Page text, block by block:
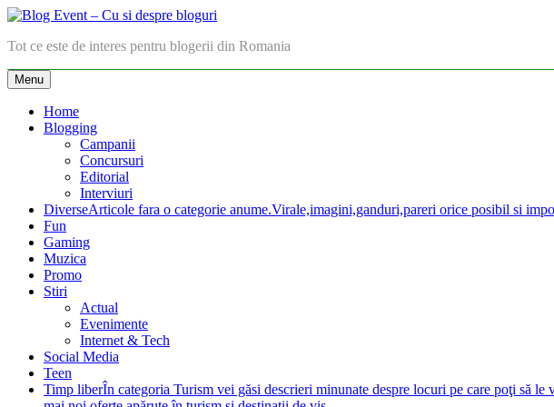
Skip
content
Blog Event – Cu si despre bloguri
Tot ce este de interes pentru blogerii din Romania
Menu
Home
Blogging
Campanii
Concursuri
Editorial
Interviuri
DiverseArticole fara o categorie anume.Virale,imagini,ganduri,pareri orice posibil si
Fun
Gaming
Muzica
Promo
Stiri
Actual
Evenimente
Internet & Tech
Social Media
Teen
Timp liberÎn categoria Turism vei găsi descrieri minunate despre locuri pe care poţi să